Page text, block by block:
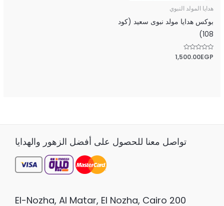
هدايا المولد النبوي
بوكس هدايا مولد نبوى سعيد (كود
108)
تم
التقييم1,500.00EGP
تواصل معنا للحصول على أفضل الزهور والهدايا
200 El-Nozha, Al Matar, El Nozha, Cairo